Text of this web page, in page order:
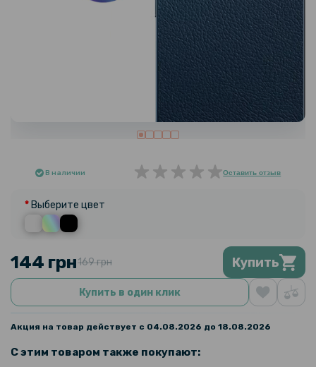
В наличии Оставить отзыв
Выберите цвет
144 грн169 грн Купить
Купить в один клик
Акция на товар действует с 04.08.2026 до 18.08.2026
С этим товаром также покупают: